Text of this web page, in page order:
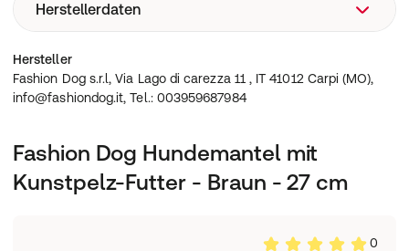
Herstellerdaten
Fashion Dog s.r.l, Via Lago di carezza 11 , IT 41012 Carpi
(MO), info@fashiondog.it, Tel.: 003959687984
Hersteller
Fashion Dog s.r.l, Via Lago di carezza 11 , IT 41012 Carpi (MO),
info@fashiondog.it, Tel.: 003959687984
Fashion Dog Hundemantel mit
Kunstpelz-Futter - Braun - 27 cm
0